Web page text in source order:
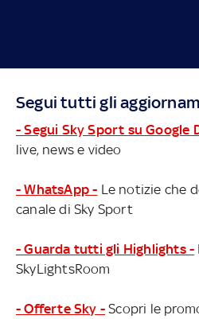
Segui tutti gli
- Segui Sky Sport su Google
live, news e video
- WhatsApp - Le notizie che
canale di Sky Sport
- Guarda tutti gli Highlights -
SkyLightsRoom
- Offerte Sky - Scopri le